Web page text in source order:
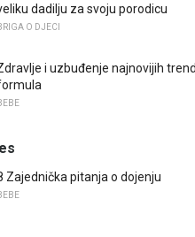
dadilju za svoju porodicu
O DJECI
i uzbuđenje najnovijih
Zajednička pitanja o dojenju